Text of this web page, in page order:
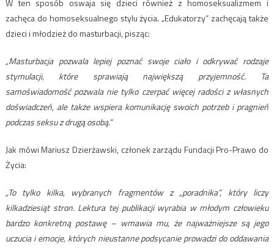
W ten sposób oswaja się dzieci również z homoseksualizmem i
zachęca do homoseksualnego stylu życia. „Edukatorzy” zachęcają także
dzieci i młodzież do masturbacji, pisząc:
„Masturbacja pozwala lepiej poznać swoje ciało i odkrywać rodzaje
stymulacji, które sprawiają największą przyjemność. Ta
samoświadomość pozwala nie tylko czerpać więcej radości z własnych
doświadczeń, ale także wspiera komunikację swoich potrzeb i pragnień
podczas seksu z drugą osobą.”
Jak mówi Mariusz Dzierżawski, członek zarządu Fundacji Pro-Prawo do
Życia:
„To tylko kilka, wybranych fragmentów z „poradnika”, który liczy
kilkadziesiąt stron. Lektura tej publikacji wyrabia w młodym człowieku
bardzo konkretną postawę – wmawia mu, że najważniejsze są jego
uczucia i emocje, których nieustanne podsycanie prowadzi do oddawania